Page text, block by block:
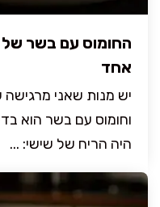
החומוס עם בשר
אחד
יש מנות שאני
וחומוס עם בשר הוא
היה הריח של שישי: ...